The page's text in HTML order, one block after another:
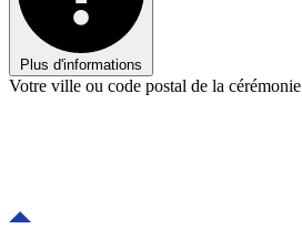
Plus d'informations
Votre ville ou code postal de la cérémonie